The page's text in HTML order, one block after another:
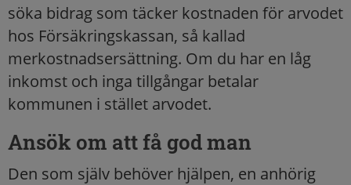
söka bidrag som täcker kostnaden för arvodet
hos Försäkringskassan, så kallad
merkostnadsersättning. Om du har en låg
inkomst och inga tillgångar betalar
kommunen i stället arvodet.
Ansök om att få god man
Den som själv behöver hjälpen, en anhörig